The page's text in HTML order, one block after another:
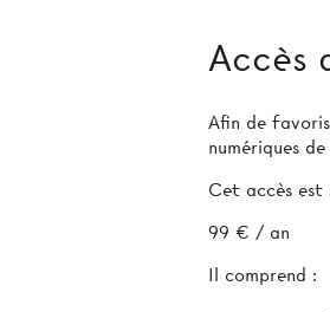
Accès
Afin de
numériques
Cet accès est
99 € / an
Il comprend :